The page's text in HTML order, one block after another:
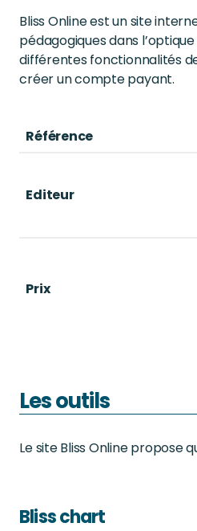
Bliss Online est un site
pédagogiques dans
différentes fonctionnalités
créer un compte payant.
Référence
Editeur
Prix
Les outils
Le site Bliss Online propose
Bliss chart